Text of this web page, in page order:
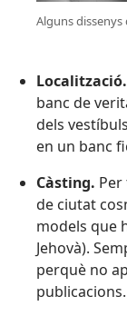
Alguns dissenys
Localització.
banc de
dels
en un banc
Càsting. Per
de ciutat
models que
Jehovà).
perquè no
publicacions.